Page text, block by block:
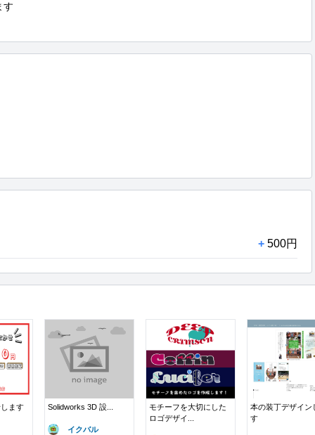
す
+ 500円
ます Solidworks 3D 設...
イクバル
モチーフを大切にした
ロゴデザイ...
本の装丁デザイン
す